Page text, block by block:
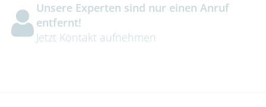
Unsere Experten sind nur einen Anruf
entfernt!
Jetzt Kontakt aufnehmen